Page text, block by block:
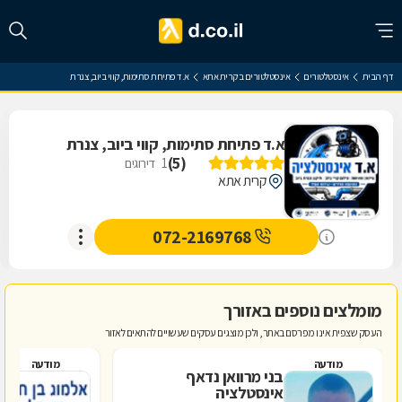
דף הבית אינסטלטורים אינסטלטורים בקרית אתא א.ד פתיחת סתימות, קווי ביוב, צנרת
א.ד פתיחת סתימות, קווי ביוב, צנרת
(
5
)
1 דירוגים
קרית אתא
072-2169768
מומלצים נוספים באזורך
העסק שצפית אינו מפרסם באתר, ולכן מוצגים עסקים שעשויים להתאים לאזור
מודעה
בני מרוואן נדאף
אינסטלציה
מודעה